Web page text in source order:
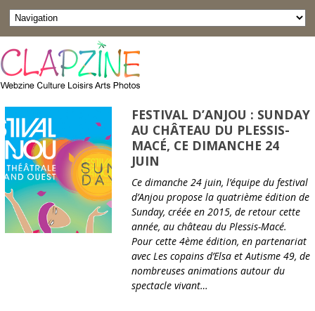
FESTIVAL D’ANJOU : SUNDAY
AU CHÂTEAU DU PLESSIS-
MACÉ, CE DIMANCHE 24
JUIN
Ce dimanche 24 juin, l’équipe du festival
d’Anjou propose la quatrième édition de
Sunday, créée en 2015, de retour cette
année, au château du Plessis-Macé.
Pour cette 4ème édition, en partenariat
avec Les copains d’Elsa et Autisme 49, de
nombreuses animations autour du
spectacle vivant…